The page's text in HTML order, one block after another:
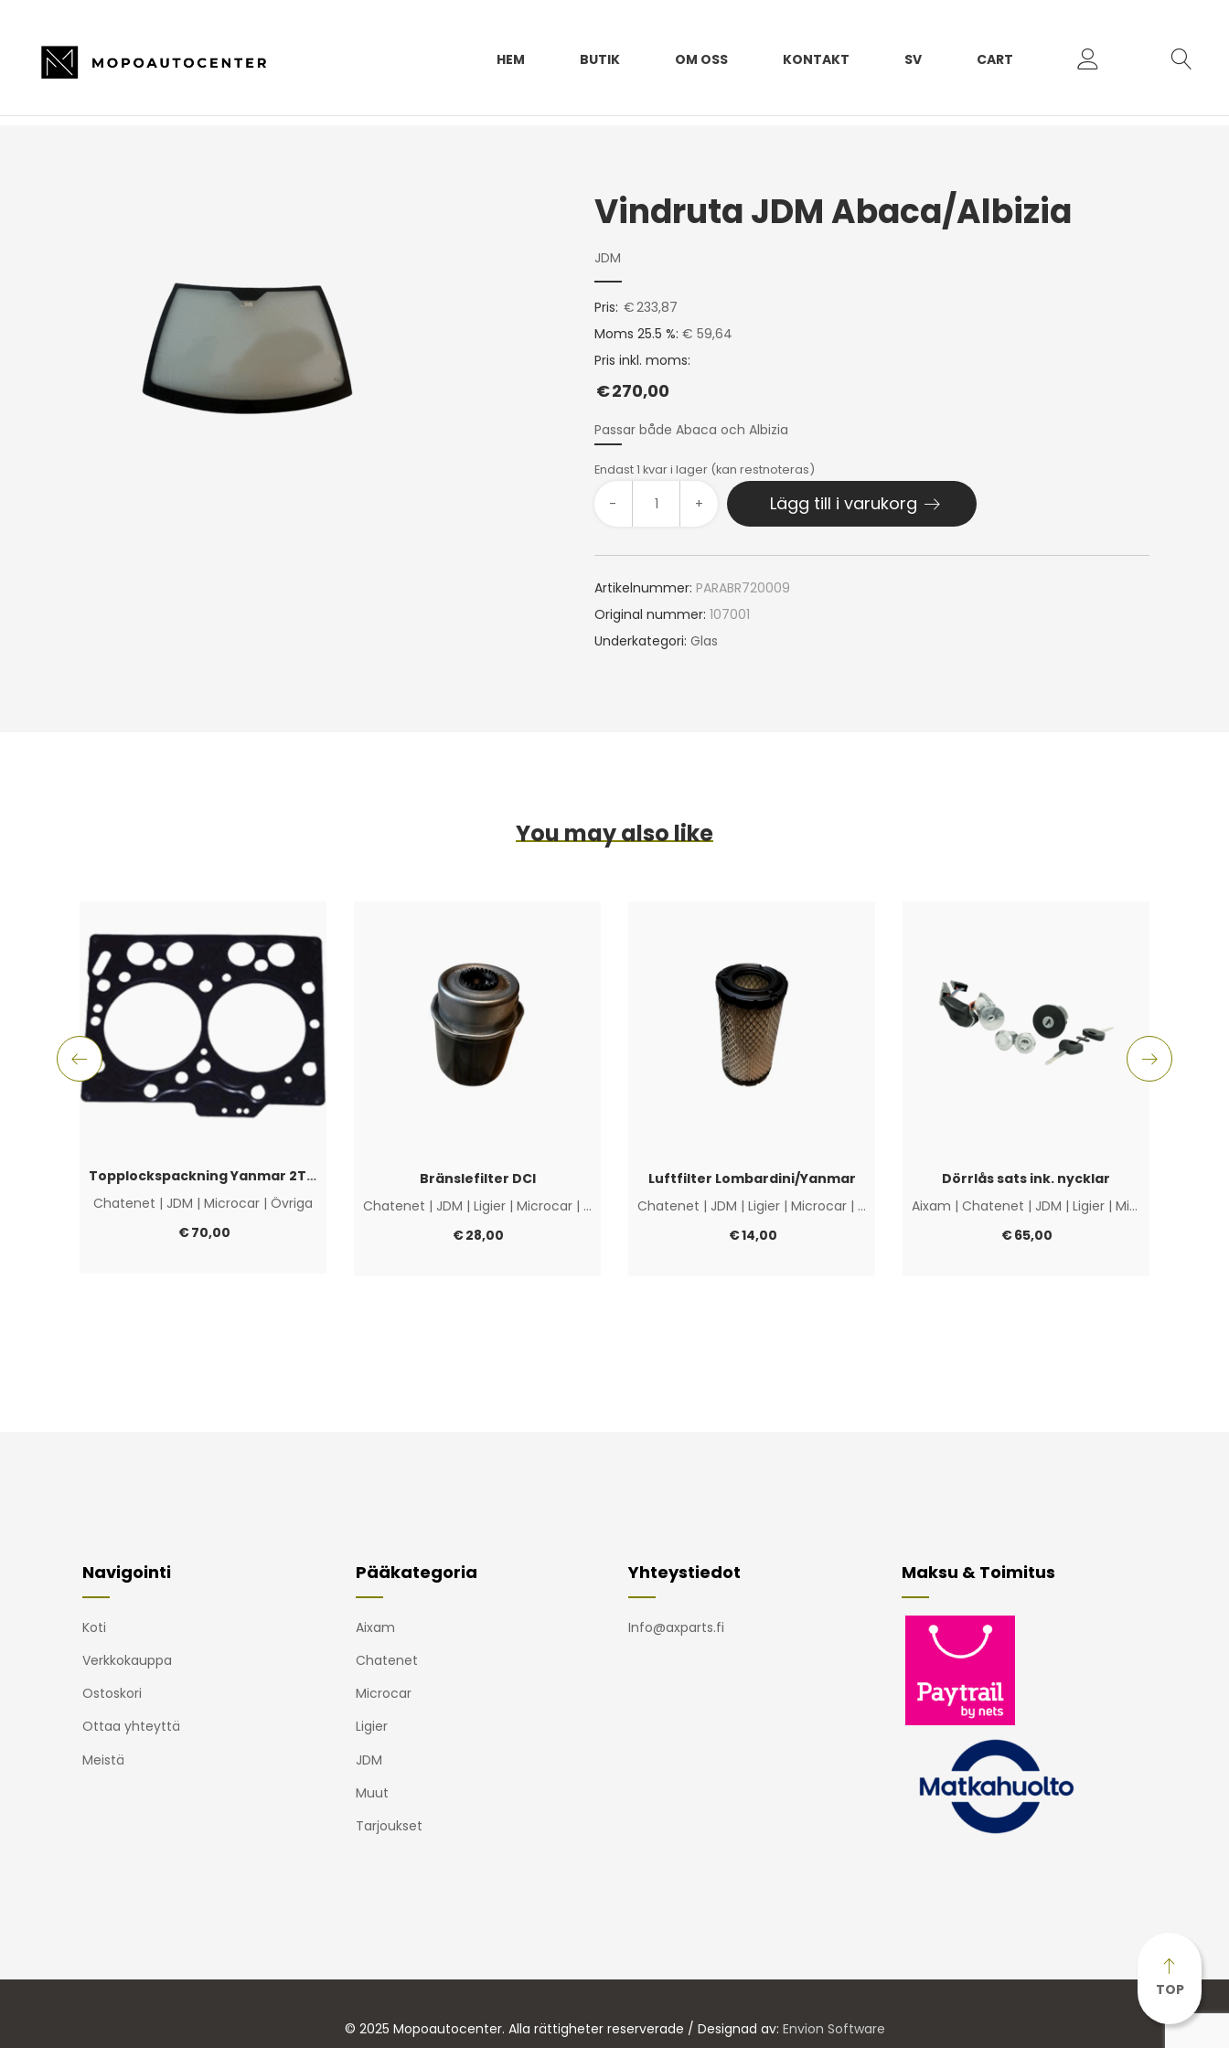
HEM BUTIK OM OSS KONTAKT SV CART
Vindruta JDM Abaca/Albizia
JDM
Pris: €233,87
Moms 25.5 %: € 59,64
Pris inkl. moms:
€270,00
Passar både Abaca och Albizia
Endast 1 kvar i lager (kan restnoteras)
- + Lägg till i varukorg
Artikelnummer: PARABR720009
Original nummer: 107001
Underkategori: Glas
You may also like
Topplockspackning Yanmar 2TNE68
Chatenet | JDM | Microcar | Övriga
€70,00
Bränslefilter DCI
Chatenet | JDM | Ligier | Microcar | Övriga
€28,00
Luftfilter Lombardini/Yanmar
Chatenet | JDM | Ligier | Microcar | Övriga
€14,00
Dörrlås sats ink. nycklar
Aixam | Chatenet | JDM | Ligier | Microcar
€65,00
Navigointi
Koti
Verkkokauppa
Ostoskori
Ottaa yhteyttä
Meistä
Pääkategoria
Aixam
Chatenet
Microcar
Ligier
JDM
Muut
Tarjoukset
Yhteystiedot
Info@axparts.fi
Maksu & Toimitus
TOP
© 2025 Mopoautocenter. Alla rättigheter reserverade / Designad av: Envion Software